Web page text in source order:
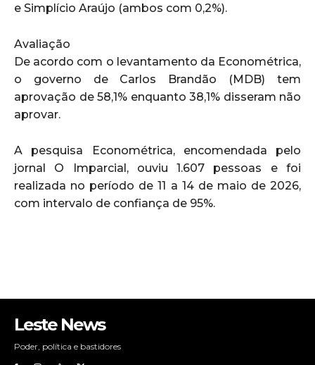
e Simplício Araújo (ambos com 0,2%).
Avaliação
De acordo com o levantamento da Econométrica,
o governo de Carlos Brandão (MDB) tem
aprovação de 58,1% enquanto 38,1% disseram não
aprovar.
A pesquisa Econométrica, encomendada pelo
jornal O Imparcial, ouviu 1.607 pessoas e foi
realizada no período de 11 a 14 de maio de 2026,
com intervalo de confiança de 95%.
Leste News
Poder, política e bastidores